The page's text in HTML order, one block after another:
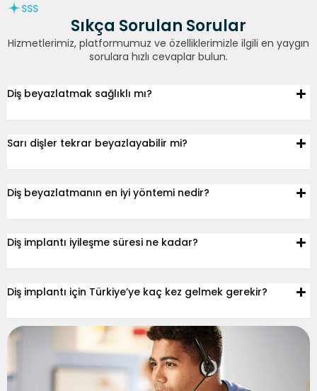
SSS
Sıkça Sorulan Sorular
Hizmetlerimiz, platformumuz ve özelliklerimizle ilgili en yaygın
sorulara hızlı cevaplar bulun.
Diş beyazlatmak sağlıklı mı?
Sarı dişler tekrar beyazlayabilir mi?
Diş beyazlatmanın en iyi yöntemi nedir?
Diş implantı iyileşme süresi ne kadar?
Diş implantı için Türkiye’ye kaç kez gelmek gerekir?